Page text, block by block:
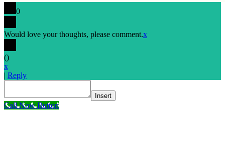
0
Would love your thoughts, please comment.x
()
x
| Reply
Insert
Call Now Button